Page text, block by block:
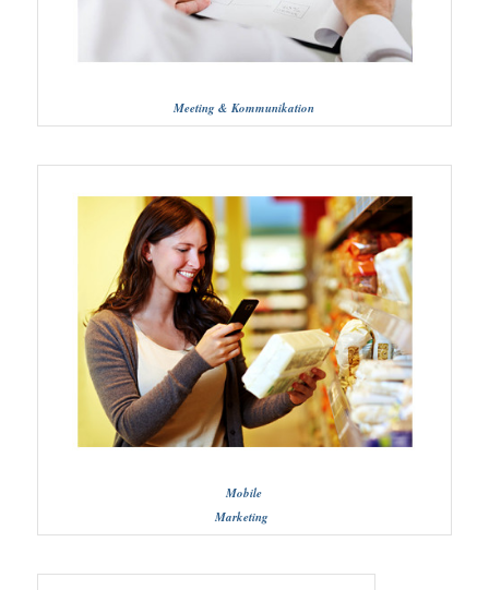
Meeting & Kommunikation
Mobile
Marketing